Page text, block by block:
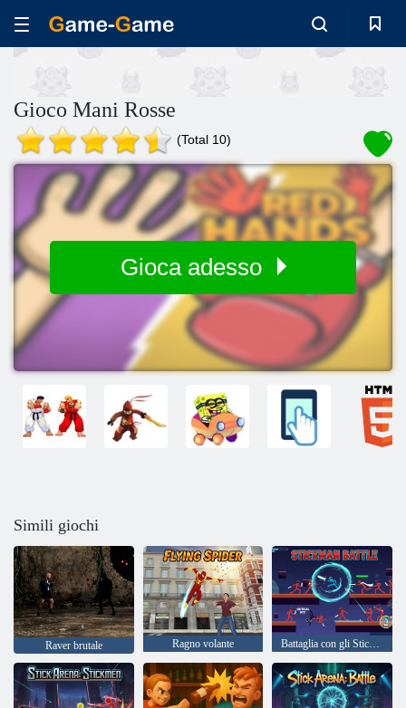
Gioco Mani Rosse
(Total 10)
Gioca adesso
Simili giochi
Raver brutale Ragno volante Battaglia con gli Stickman